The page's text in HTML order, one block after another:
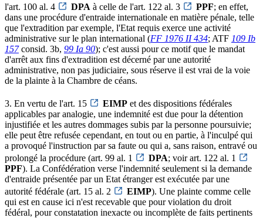
l'art. 100 al. 4
DPA à celle de l'art. 122 al. 3 PPF; en effet,
dans une procédure d'entraide internationale en matière pénale, telle
que l'extradition par exemple, l'Etat requis exerce une activité
administrative sur le plan international (FF 1976 II 434; ATF 109 Ib
157consid. 3b, 99 Ia 90); c'est aussi pour ce motif que le mandat
d'arrêt aux fins d'extradition est décerné par une autorité
administrative, non pas judiciaire, sous réserve il est vrai de la voie
de la plainte à la Chambre de céans.
3. En vertu de l'art. 15 EIMP et des dispositions fédérales
applicables par analogie, une indemnité est due pour la détention
injustifiée et les autres dommages subis par la personne poursuivie;
elle peut être refusée cependant, en tout ou en partie, à l'inculpé qui
a provoqué l'instruction par sa faute ou qui a, sans raison, entravé ou
prolongé la procédure (art. 99 al. 1
DPA; voir art. 122 al. 1
PPF). La Confédération verse l'indemnité seulement si la demande
d'entraide présentée par un Etat étranger est exécutée par une
autorité fédérale (art. 15 al. 2
EIMP). Une plainte comme celle
qui est en cause ici n'est recevable que pour violation du droit
fédéral, pour constatation inexacte ou incomplète de faits pertinents